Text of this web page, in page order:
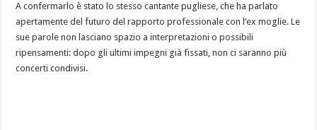
A confermarlo è stato lo stesso cantante pugliese, che ha parlato
apertamente del futuro del rapporto professionale con l’ex moglie. Le
sue parole non lasciano spazio a interpretazioni o possibili
ripensamenti: dopo gli ultimi impegni già fissati, non ci saranno più
concerti condivisi.